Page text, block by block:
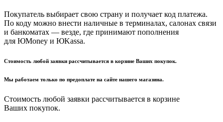
Покупатель выбирает свою страну и получает код платежа.
По коду можно внести наличные в терминалах, салонах связи
и банкоматах — везде, где принимают пополнения
для ЮMoney и ЮKassa.
Стоимость любой заявки рассчитывается в корзине Ваших покупок.
Мы работаем только по предоплате на сайте нашего магазина.
Стоимость любой заявки рассчитывается в корзине
Ваших покупок.